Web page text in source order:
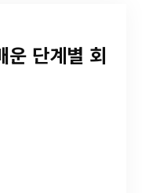
운 단계별 회